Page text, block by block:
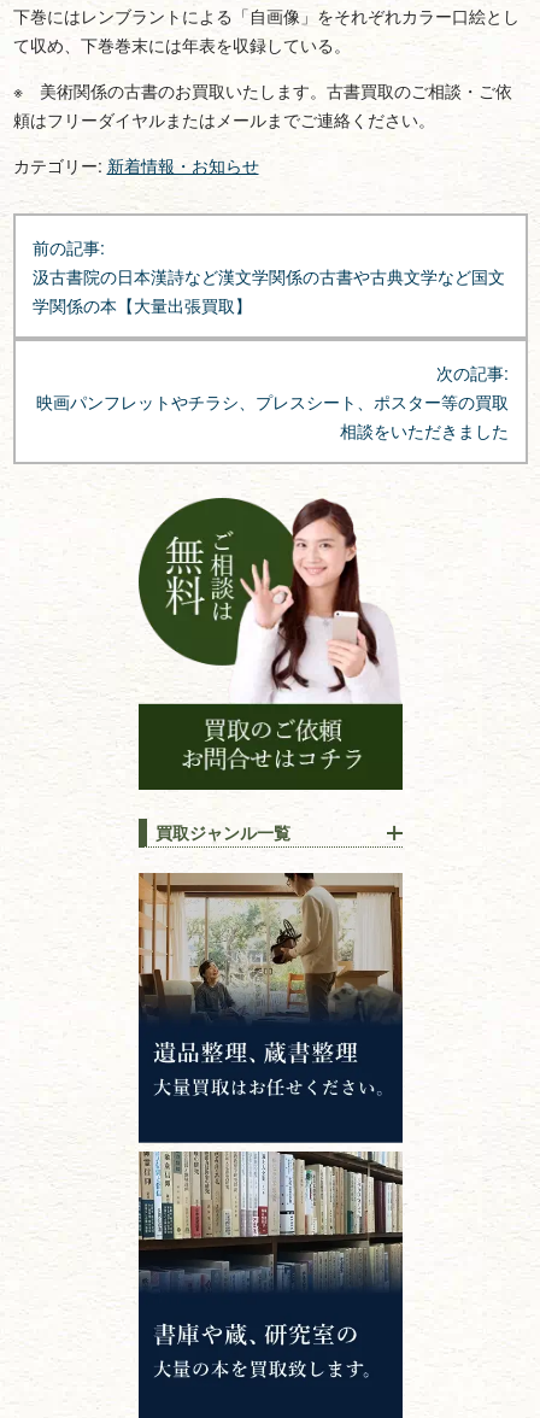
下巻にはレンブラントによる「自画像」をそれぞれカラー口絵とし
て収め、下巻巻末には年表を収録している。
※ 美術関係の古書のお買取いたします。古書買取のご相談・ご依
頼はフリーダイヤルまたはメールまでご連絡ください。
カテゴリー: 新着情報・お知らせ
投
稿
ナ
ビ
ー
ョ
前の記事:
汲古書院の日本漢詩など漢文学関係の古書や古典文学など国文
学関係の本【大量出張買取】
次の記事:
映画パンフレットやチラシ、プレスシート、ポスター等の買取
相談をいただきました
買取ジャンル一覧
江戸時代の書物
唐本・漢籍・
中国書物・朝鮮本
錦絵・浮世絵・版画・刷り物
専門書・ 学術書
哲学書・思想書
心理学・倫理学
仏教書
神道・神社仏閣
イスラム教
キリスト教